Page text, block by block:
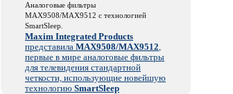
Аналоговые фильтры
MAX9508/MAX9512 с технологией
SmartSleep.
Maxim Integrated Products
представила MAX9508/MAX9512,
первые в мире аналоговые фильтры
для телевидения стандартной
четкости, использующие новейшую
технологию SmartSleep